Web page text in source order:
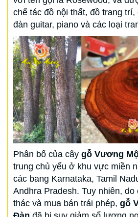
chế tác đồ nội thất, đồ trang trí,
đàn guitar, piano và các loại
Phân bố của cây gỗ Vương
trung chủ yếu ở khu vực miền
các bang Karnataka, Tamil
Andhra Pradesh. Tuy nhiên, do
thác và mua bán trái phép, gỗ